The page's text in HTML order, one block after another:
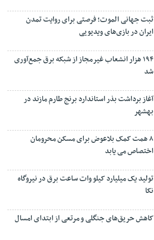
ثبت جهانی الموت؛ فرصتی برای روایت تمدن
ایران در بازی‌های ویدیویی
۱۹۴ هزار انشعاب غیرمجاز از شبکه برق جمع‌آوری
شد
آغاز برداشت بذر استاندارد برنج طارم مازند در
بهشهر
۸ همت کمک بلاعوض برای مسکن محرومان
اختصاص می یابد
تولید یک میلیارد کیلو وات ساعت برق در نیروگاه
نکا
کاهش حریق‌های جنگلی و مرتعی از ابتدای امسال